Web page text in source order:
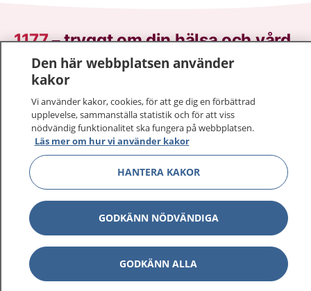
1177–tryggt om din hälsa och vård
På 1177.se får du råd om hälsa och information om
sjukdomar och vilka mottagningar du kan kontakta.
Logga in för att läsa din journal och göra dina
vårdärenden. Ring telefonnummer 1177 för
sjukvårdsrådgivning dygnet runt.
1177 ger dig råd när du vill må bättre.
1177 på flera språk Visa
Visa
Den här webbplatsen använder
kakor
Vi använder kakor, cookies, för att ge dig en förbättrad
upplevelse, sammanställa statistik och för att viss
nödvändig funktionalitet ska fungera på webbplatsen.
Läs mer om hur vi använder kakor
HANTERA KAKOR
GODKÄNN NÖDVÄNDIGA
GODKÄNN ALLA